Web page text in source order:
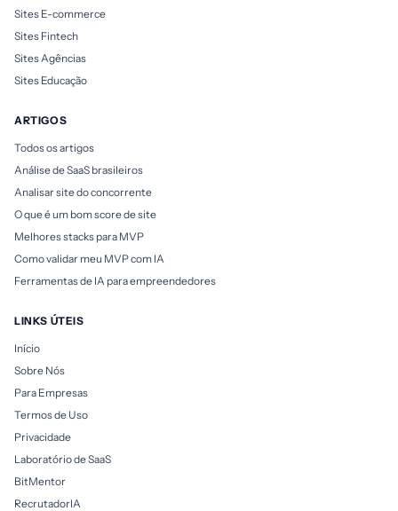
Sites E-commerce
Sites Fintech
Sites Agências
Sites Educação
ARTIGOS
Todos os artigos
Análise de SaaS brasileiros
Analisar site do concorrente
O que é um bom score de site
Melhores stacks para MVP
Como validar meu MVP com IA
Ferramentas de IA para empreendedores
LINKS ÚTEIS
Início
Sobre Nós
Para Empresas
Termos de Uso
Privacidade
Laboratório de SaaS
BitMentor
RecrutadorIA